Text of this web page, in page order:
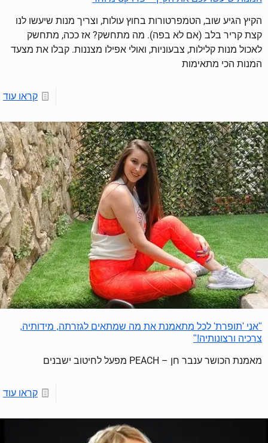
הקיץ הגיע שוב, הטמפרטורות בחוץ עולות, וצריך מנות שיעשו לנו
קצת קריר בלב (אם לא בפה). מה מתחשק? אז ככה, מתחשק
לאכול מנות קלילות, צבעוניות, ואולי אפילו מצננות. קבלו את מצעד
המנות הכי מתאימות
קראו עוד
"אני 'תופרת' לכל מתאמנת את מה שמתאים לגזרתה, מידותיה,
צרכיה ורצונותיה!"
מאמנת הכושר ענבר חן – PEACH מפעל לחיטוב ישבנים
קראו עוד